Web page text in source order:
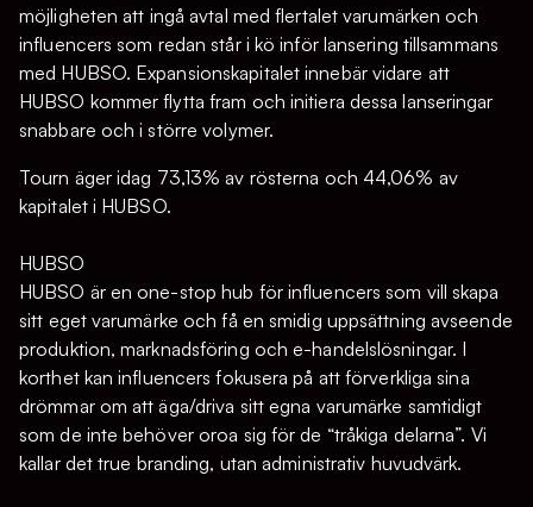
möjligheten att ingå avtal med flertalet varumärken och
influencers som redan står i kö inför lansering tillsammans
med HUBSO. Expansionskapitalet innebär vidare att
HUBSO kommer flytta fram och initiera dessa lanseringar
snabbare och i större volymer.
Tourn äger idag 73,13% av rösterna och 44,06% av
kapitalet i HUBSO.
HUBSO
HUBSO är en one-stop hub för influencers som vill skapa
sitt eget varumärke och få en smidig uppsättning avseende
produktion, marknadsföring och e-handelslösningar. I
korthet kan influencers fokusera på att förverkliga sina
drömmar om att äga/driva sitt egna varumärke samtidigt
som de inte behöver oroa sig för de “tråkiga delarna”. Vi
kallar det true branding, utan administrativ huvudvärk.